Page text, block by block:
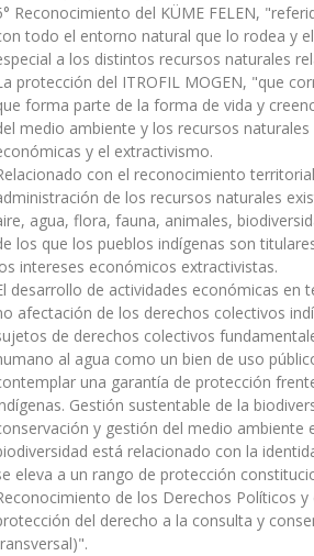
Reconocimiento del KÜME FELEN,
todo el entorno natural que lo rodea y
a los distintos recursos naturales
protección del ITROFIL MOGEN, "que
forma parte de la forma de vida y
medio ambiente y los recursos
y el extractivismo.
con el reconocimiento
de los recursos naturales
agua, flora, fauna, animales,
los que los pueblos indígenas son
intereses económicos extractivistas.
desarrollo de actividades económicas
afectación de los derechos colectivos
de derechos colectivos
al agua como un bien de uso
una garantía de protección
Gestión sustentable de la
y gestión del medio
está relacionado con la
eleva a un rango de protección
de los Derechos Políticos
del derecho a la consulta y